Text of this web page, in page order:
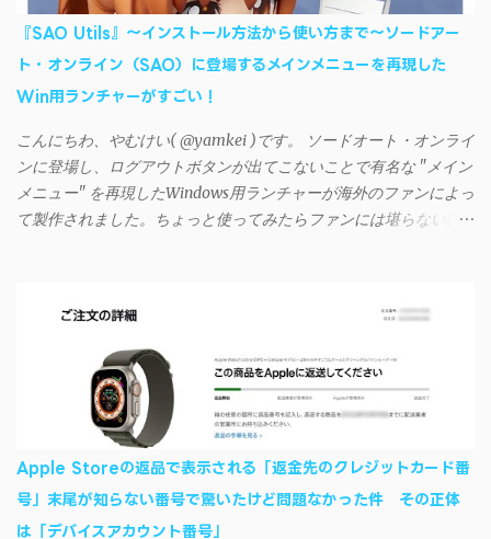
リに入力しようとすると、入力したパスワードが保存されず、い
つまでたっても再度入力を促されるというもの。 この不具合を
回避するには、次の手順が有効だ。 Androidデバイスの言語を英語
に設定する （念のため）再起動する iSyncrでパスワードを入力す
すれば完了 一度この手順を施せば、言語設定は日本語に戻して
もOKだ。これでWi-Fiを使った同期機能が使えるようになる。USB
接続による同期については、アプリに根本的な不具合が発生して
おり、現時点で使えないようだ。諦めよう。 今回の不具合につ
iSyncrを活用することで、Androidデバイスでもレート機能や再生
ートフォンに移行したい場合に役立つはずだ。
『SAO Utils』～インストール方法から使い方まで～ソードアー
ト・オンライン（SAO）に登場するメインメニューを再現した
Win用ランチャーがすごい！
こんにちわ、やむけい( @yamkei )です。 ソードオート・オンライ
ンに登場し、ログアウトボタンが出てこないことで有名な "メイン
メニュー" を再現したWindows用ランチャーが海外のファンによっ
て製作されました。ちょっと使ってみたらファンには堪らないほ
す・・・。カッコイイ！！ 開発ページ（英語） gpbeta.com - The
SAO Utilities Project – development log インストール（導入）手順
1. 開発ページ のDownloadsの項目から自分のOSにあったファイル
をダウンロードする。 Windows（Windows2000, XP, Vista, Win7,
Win8）に対応です。 （ ◆自分のパソコンが 32 ビット版か 64 ビッ
ト版かを確認したい ） 2.ダウンロードしたファイルを解凍後、
（自分はProgram Filesの中に移動させちゃいました）フォルダの
中にある SAO Utils.exe を実行。 3.アップデートがある場合は起動
時に知らせてくれるので、パッチをダウンロードしましょう。 ダ
Apple Storeの返品で表示される「返金先のクレジットカード番
号」末尾が知らない番号で驚いたけど問題なかった件 その正体
は「デバイスアカウント番号」